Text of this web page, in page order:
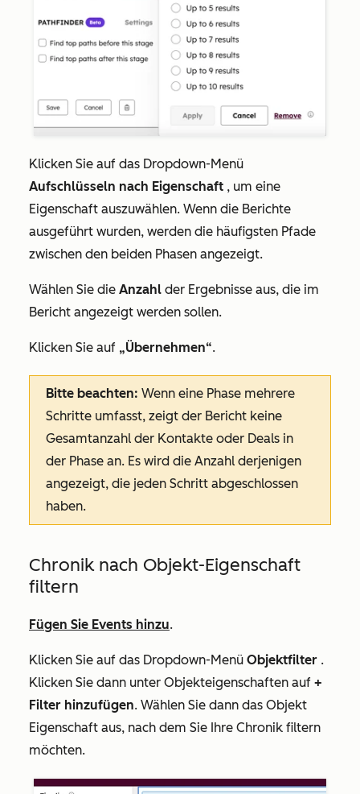
Klicken Sie auf das Dropdown-Menü
Aufschlüsseln nach Eigenschaft , um eine
Eigenschaft auszuwählen. Wenn die Berichte
ausgeführt wurden, werden die häufigsten Pfade
zwischen den beiden Phasen angezeigt.
Wählen Sie die Anzahl der Ergebnisse aus, die im
Bericht angezeigt werden sollen.
Klicken Sie auf „Übernehmen“.
Bitte beachten: Wenn eine Phase mehrere
Schritte umfasst, zeigt der Bericht keine
Gesamtanzahl der Kontakte oder Deals in
der Phase an. Es wird die Anzahl derjenigen
angezeigt, die jeden Schritt abgeschlossen
haben.
Chronik nach Objekt-Eigenschaft
filtern
Fügen Sie Events hinzu.
Klicken Sie auf das Dropdown-Menü Objektfilter .
Klicken Sie dann unter Objekteigenschaften auf +
Filter hinzufügen. Wählen Sie dann das Objekt
Eigenschaft aus, nach dem Sie Ihre Chronik filtern
möchten.